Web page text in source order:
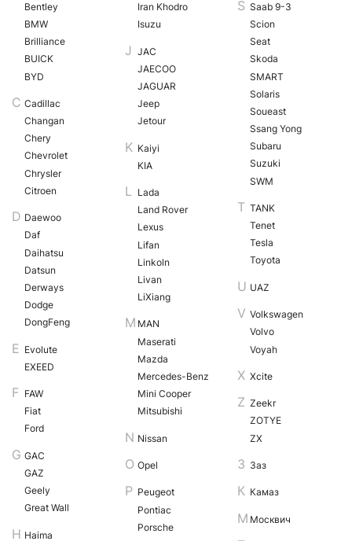
Bentley
BMW
Brilliance
BUICK
BYD
Cadillac
Changan
Chery
Chevrolet
Chrysler
Citroen
Daewoo
Daf
Daihatsu
Datsun
Derways
Dodge
DongFeng
Evolute
EXEED
FAW
Fiat
Ford
GAC
GAZ
Geely
Great Wall
Haima
Iran Khodro
Isuzu
JAC
JAECOO
JAGUAR
Jeep
Jetour
Kaiyi
KIA
Lada
Land Rover
Lexus
Lifan
Linkoln
Livan
LiXiang
MAN
Maserati
Mazda
Mercedes-Benz
Mini Cooper
Mitsubishi
Nissan
Opel
Peugeot
Pontiac
Porsche
Saab 9-3
Scion
Seat
Skoda
SMART
Solaris
Soueast
Ssang Yong
Subaru
Suzuki
SWM
TANK
Tenet
Tesla
Toyota
UAZ
Volkswagen
Volvo
Voyah
Xcite
Zeekr
ZOTYE
ZX
Заз
Камаз
Москвич